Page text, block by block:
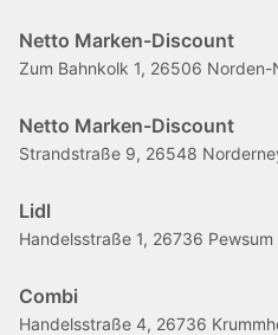
Netto Marken-Discount
Zum Bahnkolk 1, 26506
Netto Marken-Discount
Strandstraße 9, 26548
Lidl
Handelsstraße 1, 26736 Pewsum
Combi
Handelsstraße 4, 26736